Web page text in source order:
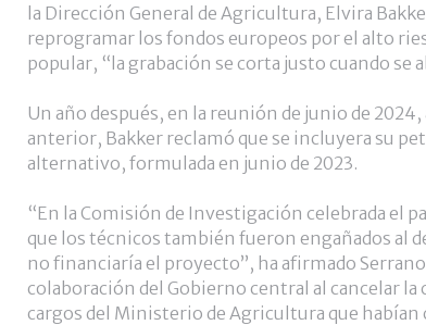
la Dirección General de Agricultura, Elvira
reprogramar los fondos europeos por el alto
popular, “la grabación se corta justo cuando se
Un año después, en la reunión de junio de
anterior, Bakker reclamó que se incluyera su
alternativo, formulada en junio de 2023.
“En la Comisión de Investigación celebrada el
que los técnicos también fueron engañados al
no financiaría el proyecto”, ha afirmado
colaboración del Gobierno central al cancelar la
cargos del Ministerio de Agricultura que habían